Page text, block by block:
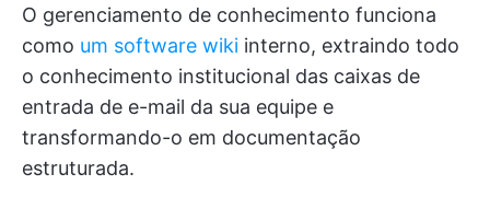
O gerenciamento de conhecimento funciona
como um software wiki interno, extraindo todo
o conhecimento institucional das caixas de
entrada de e-mail da sua equipe e
transformando-o em documentação
estruturada.